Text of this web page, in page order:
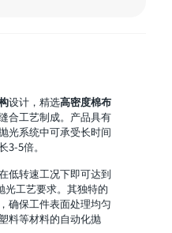
设计，精选高密度棉布
合工艺制成。产品具有
光系统中可承受长时间
5倍。
在低转速工况下即可达到
光工艺要求。其独特的
确保工件表面处理均匀
料等材料的自动化抛